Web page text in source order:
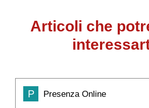
Articoli che
P Presenza Online